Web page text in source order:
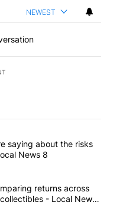
NEWEST
articles in the last
advisors are saying
saying about the risks
News 8
Comparing
returns across
- Local News